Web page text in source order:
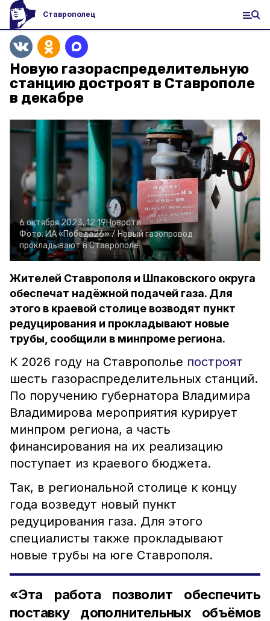
Ставрополец
Новую газораспределительную
станцию достроят в Ставрополе
в декабре
6 октября 2023, 12:19Новости
Фото:ИА «Победа26» /Новый газопровод
прокладывают в Ставрополе
Жителей Ставрополя и Шпаковского округа
обеспечат надёжной подачей газа. Для
этого в краевой столице возводят пункт
редуцирования и прокладывают новые
трубы, сообщили в минпроме региона.
К 2026 году на Ставрополье построят
шесть газораспределительных станций.
По поручению губернатора Владимира
Владимирова мероприятия курирует
минпром региона, а часть
финансирования на их реализацию
поступает из краевого бюджета.
Так, в региональной столице к концу
года возведут новый пункт
редуцирования газа. Для этого
специалисты также прокладывают
новые трубы на юге Ставрополя.
«Эта работа позволит обеспечить
поставку дополнительных объёмов